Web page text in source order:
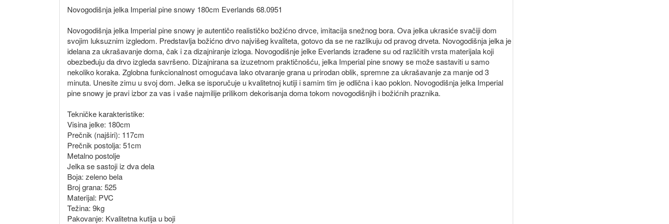
Novogodišnja jelka Imperial pine snowy 180cm Everlands 68.0951
Novogodišnja jelka Imperial pine snowy je autentičo realističko božićno drvce, imitacija snežnog bora. Ova jelka ukrasiće svačiji dom
svojim luksuznim izgledom. Predstavlja božićno drvo najvišeg kvaliteta, gotovo da se ne razlikuju od pravog drveta. Novogodišnja jelka je
idelana za ukrašavanje doma, čak i za dizajniranje izloga. Novogodišnje jelke Everlands izrađene su od različitih vrsta materijala koji
obezbeđuju da drvo izgleda savršeno. Dizajnirana sa izuzetnom praktičnošću, jelka Imperial pine snowy se može sastaviti u samo
nekoliko koraka. Zglobna funkcionalnost omogućava lako otvaranje grana u prirodan oblik, spremne za ukrašavanje za manje od 3
minuta. Unesite zimu u svoj dom. Jelka se isporučuje u kvalitetnoj kutiji i samim tim je odlična i kao poklon. Novogodišnja jelka Imperial
pine snowy je pravi izbor za vas i vaše najmilije prilikom dekorisanja doma tokom novogodišnjih i božićnih praznika.
Tekničke karakteristike:
Visina jelke: 180cm
Prečnik (najširi): 117cm
Prečnik postolja: 51cm
Metalno postolje
Jelka se sastoji iz dva dela
Boja: zeleno bela
Broj grana: 525
Materijal: PVC
Težina: 9kg
Pakovanje: Kvalitetna kutija u boji